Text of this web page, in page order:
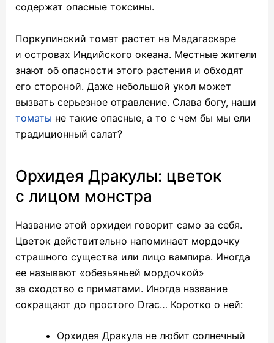
содержат опасные токсины.
Поркупинский томат растет на Мадагаскаре
и островах Индийского океана. Местные жители
знают об опасности этого растения и обходят
его стороной. Даже небольшой укол может
вызвать серьезное отравление. Слава богу, наши
томаты не такие опасные, а то с чем бы мы ели
традиционный салат?
Орхидея Дракулы: цветок
с лицом монстра
Название этой орхидеи говорит само за себя.
Цветок действительно напоминает мордочку
страшного существа или лицо вампира. Иногда
ее называют «обезьяньей мордочкой»
за сходство с приматами. Иногда название
сокращают до простого Drac… Коротко о ней:
Орхидея Дракула не любит солнечный